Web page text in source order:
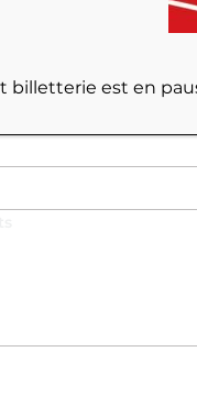
billetterie est en